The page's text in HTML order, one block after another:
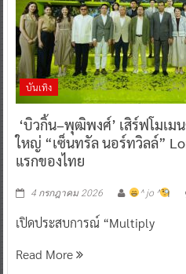
บันเทิง
‘บิวกิ้น–พุฒิพงศ์’ เสิร์ฟโมเม
ใหญ่ “เซ็นทรัล นอร์ทวิลล์”
แรกของไทย
4 กรกฎาคม 2026 ^ jo ^
เปิดประสบการณ์ “Multiply
Read More